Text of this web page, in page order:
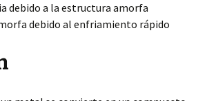
debido a la estructura amorfa
debido al enfriamiento rápido